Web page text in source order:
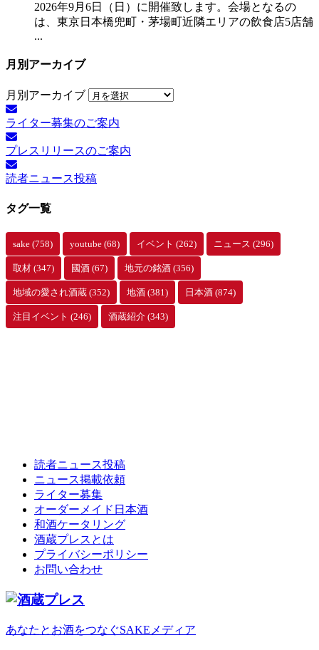
2026年9月6日（日）に開催致します。会場となるの
は、東京日本橋兜町・茅場町近隣エリアの飲食店5店舗
...
月別アーカイブ
月別アーカイブ
ライター募集のご案内
プレスリリースのご案内
読者ニュース投稿
タグ一覧
sake (758) youtube (68) イベント (262) ニュース (296)
取材 (347) 國酒 (67) 地元の銘酒 (356)
地域の愛され酒蔵 (352) 地酒 (381) 日本酒 (874)
注目イベント (246) 酒蔵紹介 (343)
読者ニュース投稿
ニュース掲載依頼
ライター募集
オーダーメイド日本酒
和酒ケータリング
酒蔵プレスとは
プライバシーポリシー
お問い合わせ
あなたとお酒をつなぐSAKEメディア